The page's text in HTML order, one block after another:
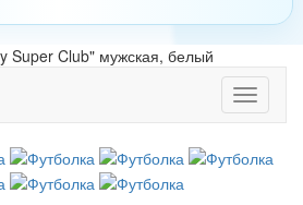
Super Club" мужская, белый
Toggle